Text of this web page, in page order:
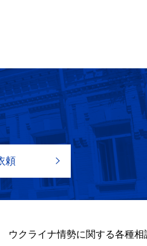
頼
ウクライナ情勢に関する各種相